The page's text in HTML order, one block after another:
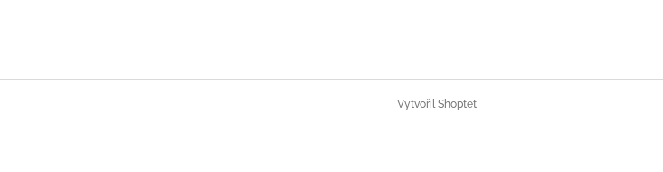
Vytvořil Shoptet